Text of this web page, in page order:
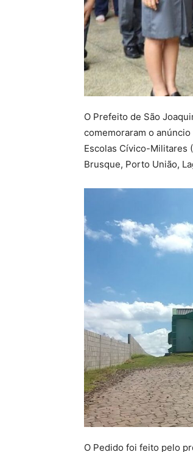
O Prefeito de São
comemoraram o
Escolas Cívico-Militares
Brusque, Porto União,
O Pedido foi feito pelo